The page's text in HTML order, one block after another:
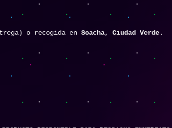
o recogida en Soacha, Ciudad Verde.